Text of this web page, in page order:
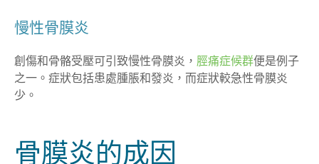
慢性骨膜炎
創傷和骨骼受壓可引致慢性骨膜炎， 脛痛症候群便是例子
之一。症狀包括患處腫脹和發炎，而症狀較急性骨膜炎
少。
骨膜炎的成因